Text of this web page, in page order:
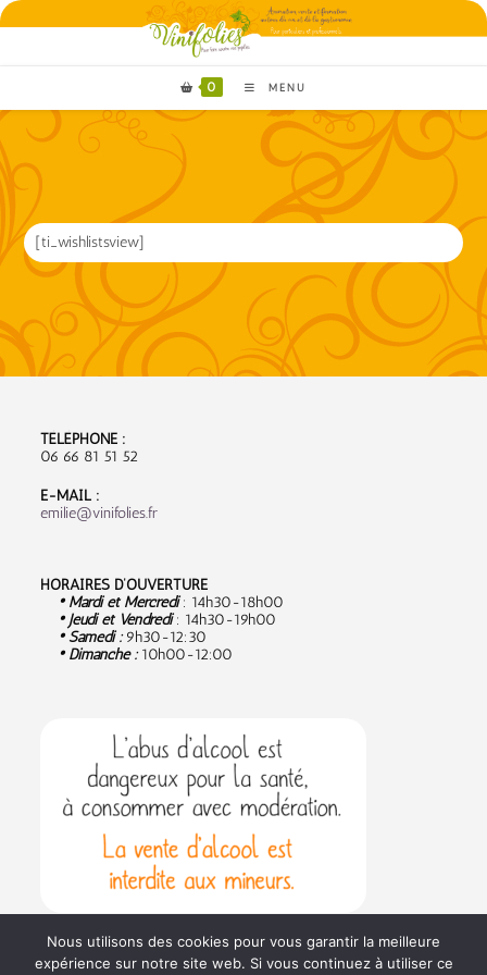
0 MENU
[ti_wishlistsview]
TÉLÉPHONE :
06 66 81 51 52
E-MAIL :
emilie@vinifolies.fr
HORAIRES D’OUVERTURE
• Mardi et Mercredi: 14h30-18h00
• Jeudi et Vendredi: 14h30-19h00
• Samedi :9h30-12:30
• Dimanche :10h00-12:00
Nous utilisons des cookies pour vous garantir la meilleure
expérience sur notre site web. Si vous continuez à utiliser ce